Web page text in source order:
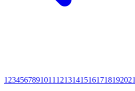
1 234567891011 12131415161718192021